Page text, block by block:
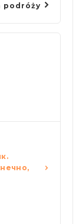
podróży